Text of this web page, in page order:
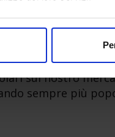
ampliamenti di
interessanti
sul nostro
sempre più